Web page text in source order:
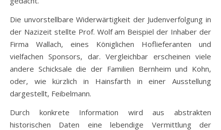
Die unvorstellbare Widerwärtigkeit der Judenverfolgung in
der Nazizeit stellte Prof. Wolf am Beispiel der Inhaber der
Firma Wallach, eines Königlichen Hoflieferanten und
vielfachen Sponsors, dar. Vergleichbar erscheinen viele
andere Schicksale die der Familien Bernheim und Kohn,
oder, wie kürzlich in Hainsfarth in einer Ausstellung
dargestellt, Feibelmann.
Durch konkrete Information wird aus abstrakten
historischen Daten eine lebendige Vermittlung der